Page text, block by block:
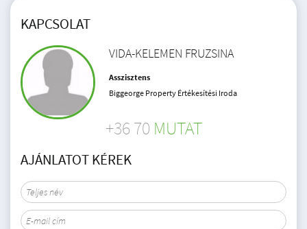
KAPCSOLAT
VIDA-KELEMEN FRUZSINA
Asszisztens
Biggeorge Property Értékesítési Iroda
+36 70 MUTAT
AJÁNLATOT KÉREK